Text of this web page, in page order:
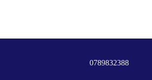
0789832388